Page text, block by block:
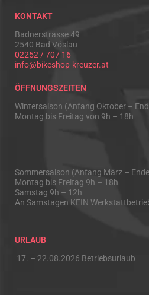
KONTAKT
Badnerstrasse 49
2540 Bad Vöslau
02252 / 707 16
info@bikeshop-kreuzer.at
ÖFFNUNGSZEITEN
Wintersaison (Anfang Oktober –
Montag bis Freitag von 9h – 18h
Sommersaison (Anfang März –
Montag bis Freitag 9h – 18h
Samstag 9h – 12h
An Samstagen KEIN
URLAUB
17. – 22.08.2026 Betriebsurlaub